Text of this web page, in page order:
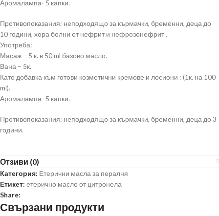
Аромалампа- 5 капки.
Противопоказания: неподходящо за кърмачки, бременни, деца до
10 години, хора болни от нефрит и нефрозонефрит .
Употреба:
Масаж – 5 к. в 50 ml базово масло.
Вана – 5к.
Като добавка към готови козметични кремове и лосиони : (1к. на 100
ml).
Аромалампа- 5 капки.
Противопоказания: неподходящо за кърмачки, бременни, деца до 3
години.
Отзиви (0)
Категория: Етерични масла за пералня
Етикет: етерично масло от цитронела
Share:
Свързани продукти